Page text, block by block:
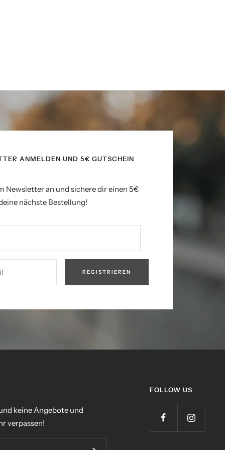
ANMELDEN UND 5€ GUTSCHEIN
Newsletter an und sichere dir einen 5€
nächste Bestellung!
REGISTRIEREN
keine Angebote und
verpassen!
FOLLOW US